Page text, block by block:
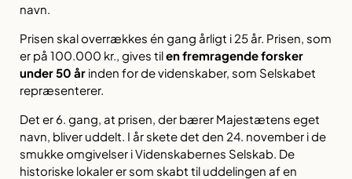
navn.
Prisen skal overrækkes én gang årligt i 25 år. Prisen, som
er på 100.000 kr., gives tilen fremragende forsker
under 50 år inden for de videnskaber, som Selskabet
repræsenterer.
Det er 6. gang, at prisen, der bærer Majestætens eget
navn, bliver uddelt. I år skete det den 24. november i de
smukke omgivelser i Videnskabernes Selskab. De
historiske lokaler er som skabt til uddelingen af en